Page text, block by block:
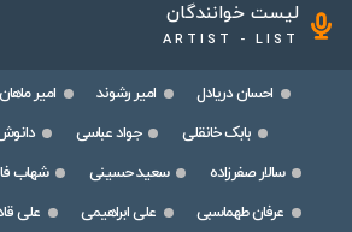
لیست خوانندگان
ARTIST - LIST
احسان دریادل امیر رشوند امیر ماهان
بابک خانقلی
جواد عباسی
سالار صفرزاده
سعید حسینی شهاب
عرفان طهماسبی
علی ابراهیمی علی